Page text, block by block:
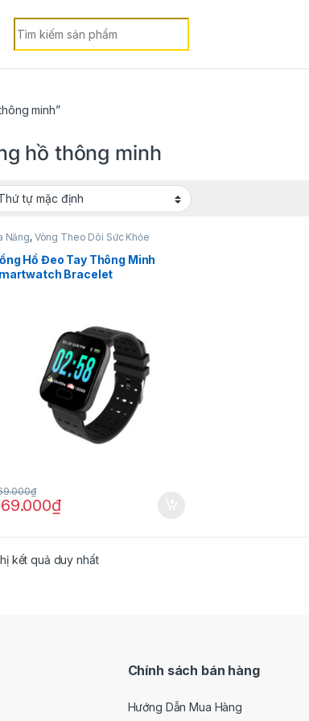
Search for:
minh”
hồ thông minh
Năng, Vòng Theo Dõi Sức Khỏe
Hồ Đeo Tay Thông Minh
Bracelet
₫
₫
kết quả duy nhất
Chính sách bán hàng
Hướng Dẫn Mua Hàng